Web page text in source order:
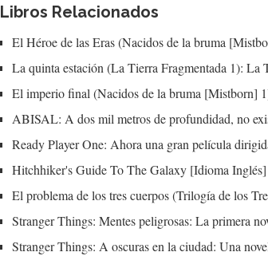
Libros Relacionados
El Héroe de las Eras (Nacidos de la bruma
La quinta estación (La Tierra Fragmentada 1):
El imperio final (Nacidos de la bruma [Mistborn]
ABISAL: A dos mil metros de profundidad, no
Ready Player One: Ahora una gran película
Hitchhiker's Guide To The Galaxy [Idioma Inglés]
El problema de los tres cuerpos (Trilogía de los
Stranger Things: Mentes peligrosas: La primera
Stranger Things: A oscuras en la ciudad: Una